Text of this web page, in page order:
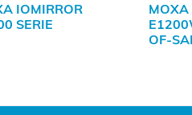
IOMIRROR
SERIE
MOXA
OF-